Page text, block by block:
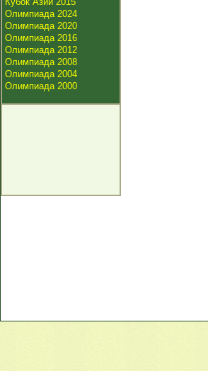
Олимпиада 2024
Олимпиада 2020
Олимпиада 2016
Олимпиада 2012
Олимпиада 2008
Олимпиада 2004
Олимпиада 2000